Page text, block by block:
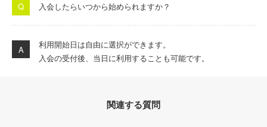
入会したらいつから始められますか？
利用開始日は自由に選択ができます。
入会の受付後、当日に利用することも可能です。
関連する質問